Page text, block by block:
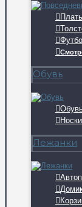
Обувь
Лежанки